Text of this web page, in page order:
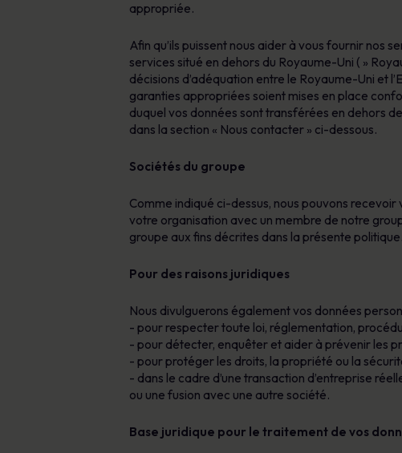
appropriée.
Afin qu’ils puissent nous aider à vous fournir nos
services situé en dehors du Royaume-Uni ( »
décisions d’adéquation entre le Royaume-Uni et
garanties appropriées soient mises en place
duquel vos données sont transférées en dehors
dans la section « Nous contacter » ci-dessous.
Sociétés du groupe
Comme indiqué ci-dessus, nous pouvons
votre organisation avec un membre de notre
groupe aux fins décrites dans la présente politique.
Pour des raisons juridiques
Nous divulguerons également vos données
- pour respecter toute loi, réglementation,
- pour détecter, enquêter et aider à prévenir les
- pour protéger les droits, la propriété ou la
- dans le cadre d’une transaction d’entreprise
ou une fusion avec une autre société.
Base juridique pour le traitement de vos